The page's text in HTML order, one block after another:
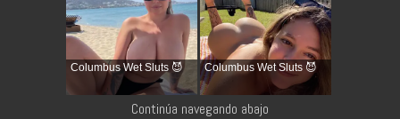
Columbus Wet Sluts 😈 Columbus Wet Sluts 😈
Continúa navegando abajo